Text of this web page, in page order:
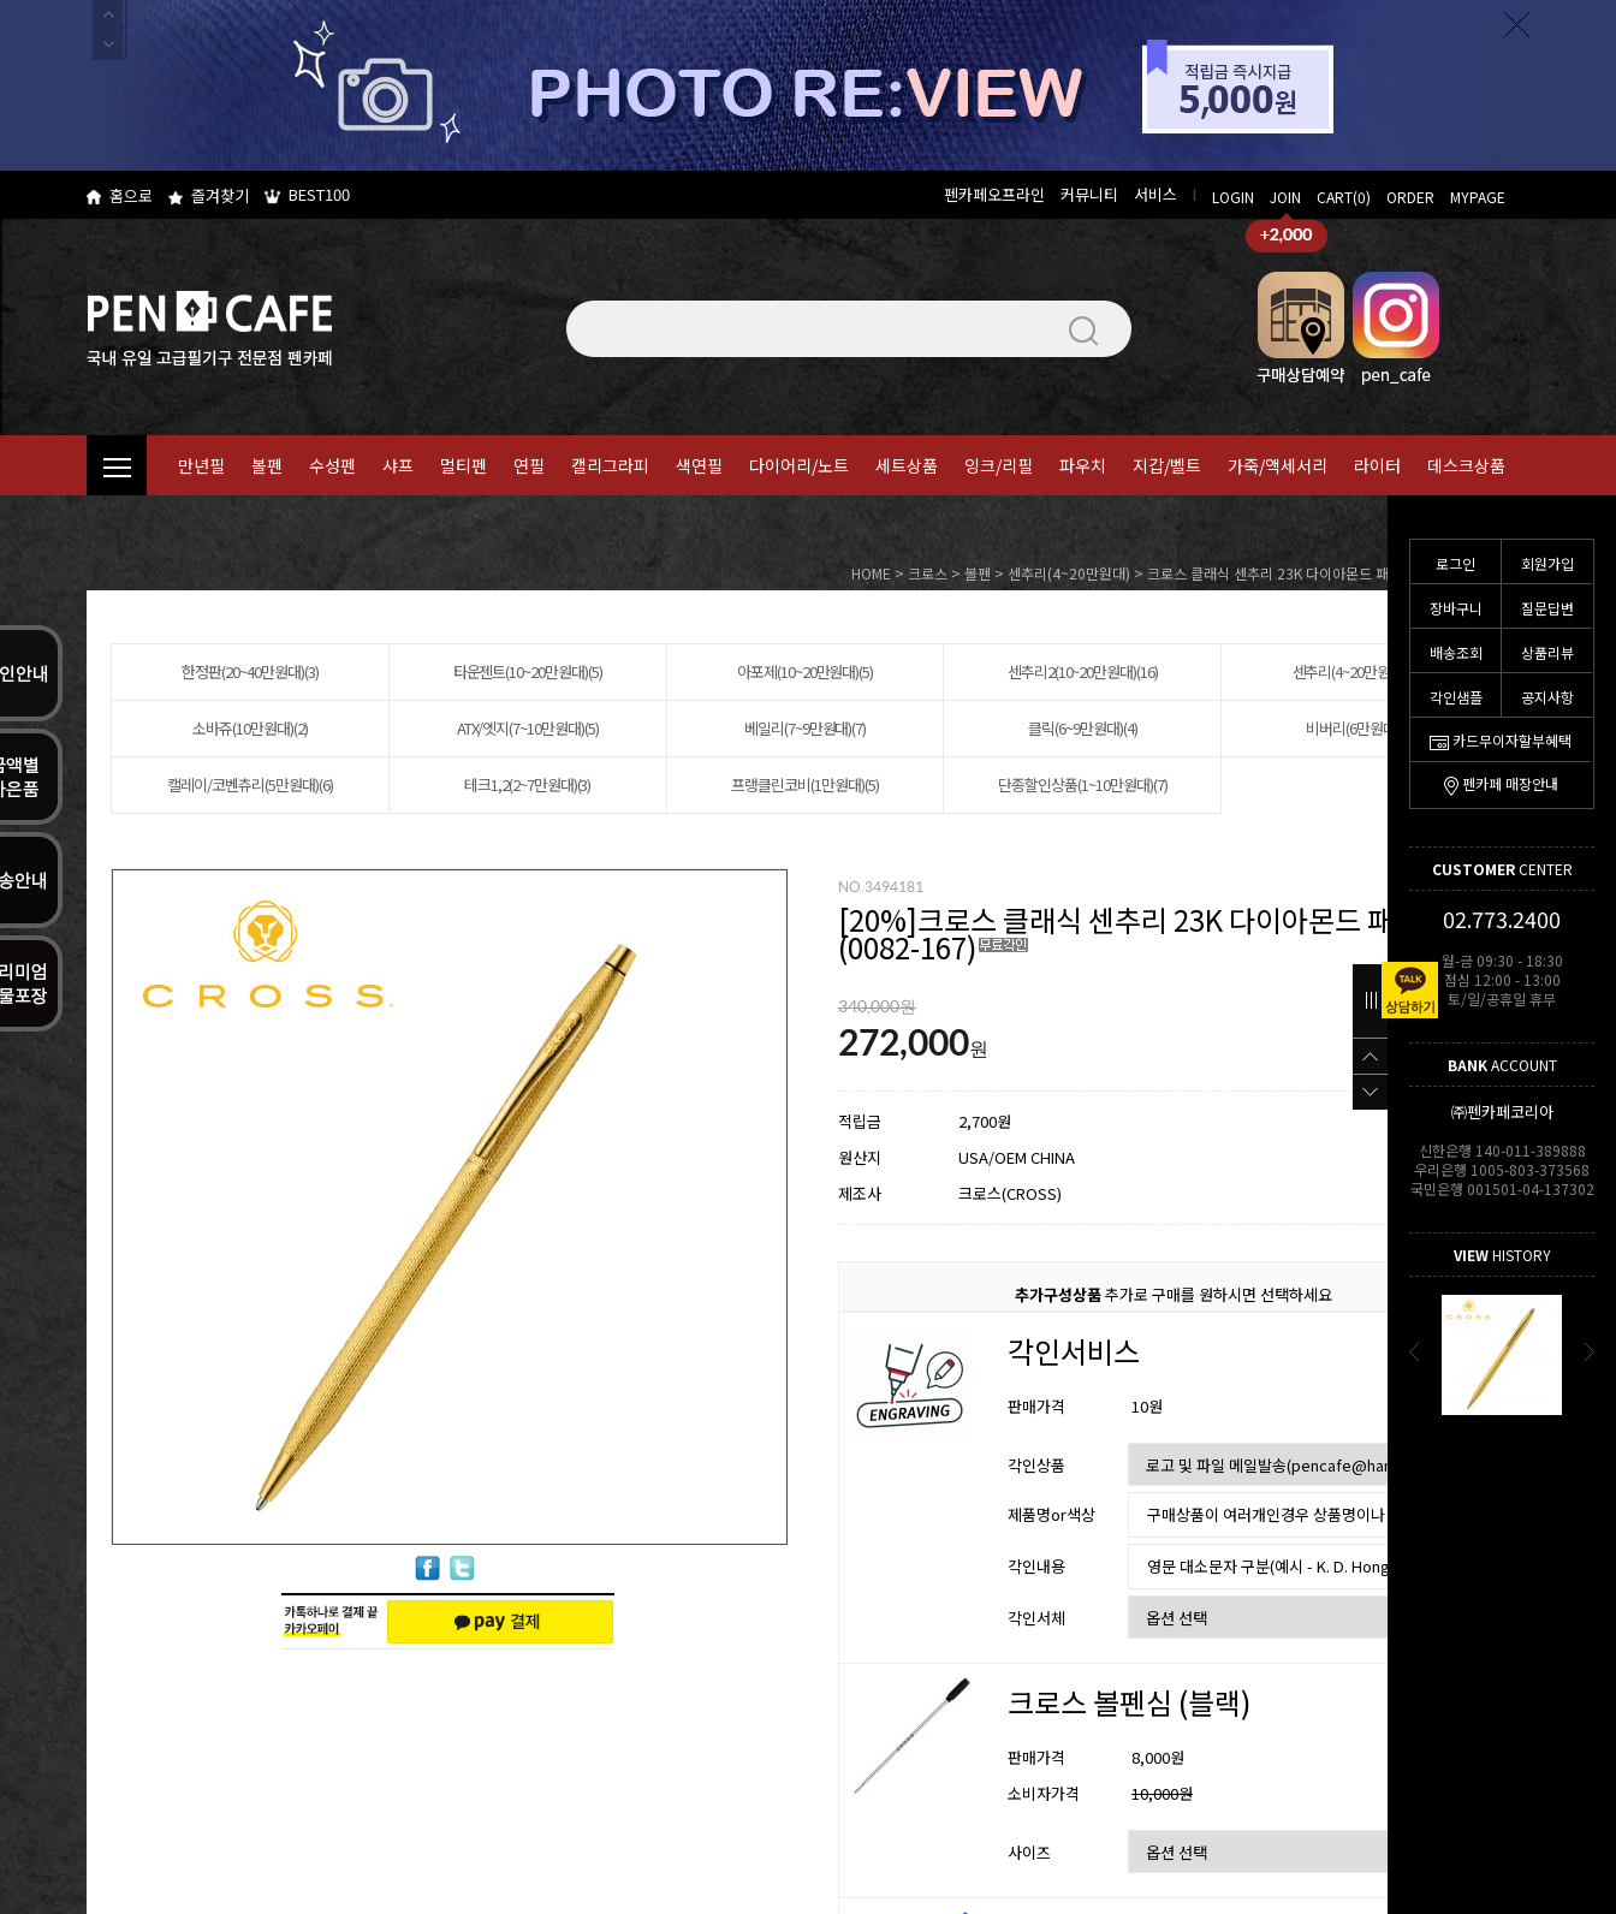
로그인 회원가입
장바구니 질문답변
배송조회 상품리뷰
각인샘플 공지사항
카드무이자할부혜택
펜카페 매장안내
CUSTOMERCENTER
02.773.2400
월-금 09:30 - 18:30
점심 12:00 - 13:00
토/일/공휴일 휴무
BANKACCOUNT
㈜펜카페코리아
신한은행 140-011-389888
우리은행 1005-803-373568
국민은행 001501-04-137302
VIEWHISTORY
홈으로 즐겨찾기 BEST100 펜카페오프라인 커뮤니티 서비스 l LOGIN JOIN CART(0) ORDER MYPAGE
만년필 볼펜 수성펜 샤프 멀티펜 연필 캘리그라피 색연필 다이어리/노트 세트상품 잉크/리필 파우치 지갑/벨트 가죽/액세서리 라이터 데스크상품
HOME > 크로스 > 볼펜 > 센추리(4~20만원대) > 크로스 클래식 센추리 23K 다이아몬드 패턴 볼펜(0082-167)
한정판(20~40만원대)(3) 타운젠트(10~20만원대)(5) 아포제(10~20만원대)(5) 센추리2(10~20만원대)(16) 센추리(4~20만원대)(12)
소바쥬(10만원대)(2) ATX/엣지(7~10만원대)(5) 베일리(7~9만원대)(7) 클릭(6~9만원대)(4) 비버리(6만원대)(3)
캘레이/코벤츄리(5만원대)(6) 테크1,2(2~7만원대)(3) 프랭클린코비(1만원대)(5) 단종할인상품(1~10만원대)(7)
NO.3494181
[20%]크로스 클래식 센추리 23K 다이아몬드 패턴 볼펜
(0082-167)
340,000원
272,000원
적립금
2,700원
원산지
USA/OEM CHINA
제조사
크로스(CROSS)
추가구성상품추가로 구매를 원하시면 선택하세요
각인서비스
판매가격 10원
각인상품
제품명or색상
각인내용
각인서체
크로스 볼펜심 (블랙)
판매가격
8,000원
소비자가격
10,000원
사이즈